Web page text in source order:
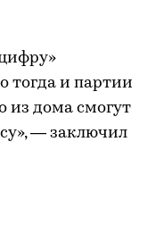
тогда и партии
из дома смогут
— заключил